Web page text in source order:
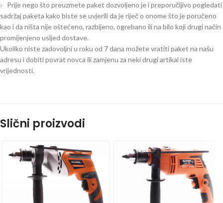
Prije nego što preuzmete paket dozvoljeno je i preporučljivo pogledati
sadržaj paketa kako biste se uvjerili da je riječ o onome što je poručeno
kao i da ništa nije oštećeno, razbijeno, ogrebano ili na bilo koji drugi način
promijenjeno usljed dostave.
Ukoliko niste zadovoljni u roku od 7 dana možete vratiti paket na našu
adresu i dobiti povrat novca ili zamjenu za neki drugi artikal iste
vrijednosti.
Slični proizvodi